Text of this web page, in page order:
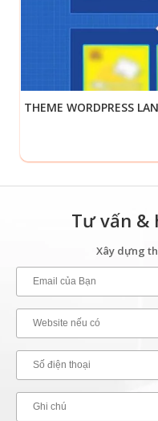
THEME WORDPRESS
Tư vấn &
Xây dựng